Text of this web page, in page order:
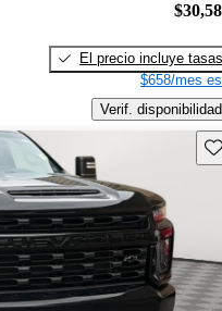
El precio incluye tasas
$658/mes
Verif. disponibilidad